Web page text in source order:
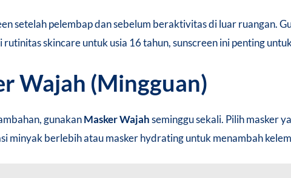
setelah pelembap dan sebelum beraktivitas di luar ruangan.
rutinitas skincare untuk usia 16 tahun, sunscreen ini penting
Wajah (Mingguan)
gunakanMasker Wajahseminggu sekali. Pilih masker
minyak berlebih atau masker hydrating untuk menambah